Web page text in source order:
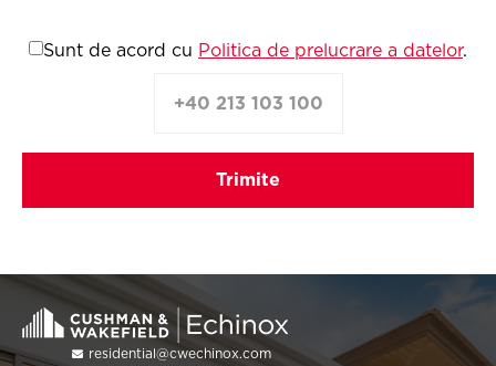
Sunt de acord cu Politica de prelucrare a datelor.
+40 213 103 100
residential@cwechinox.com